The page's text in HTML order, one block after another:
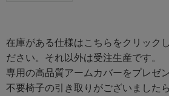
在庫がある仕様はこちらをクリック
ださい。それ以外は受注生産です。
専用の高品質アームカバーをプレゼ
不要椅子の引き取りがございました